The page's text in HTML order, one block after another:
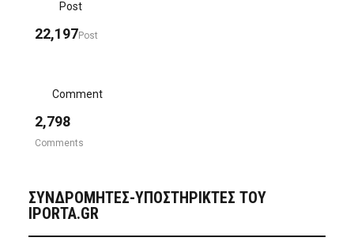
Post
22,197Post
Comment
2,798
Comments
ΣΥΝΔΡΟΜΗΤΈΣ-ΥΠΟΣΤΗΡΙΚΤΈΣ ΤΟΥ
IPORTA.GR